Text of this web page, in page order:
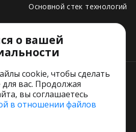
Основной стек технологий
соглашение
о вашей
cookie, чтобы сделать
вас. Продолжая
вы соглашаетесь
в отношении файлов